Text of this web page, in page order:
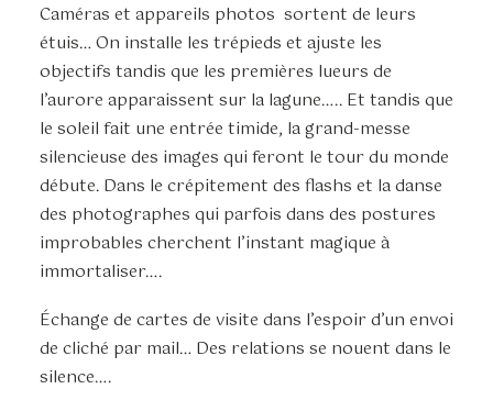
Caméras et appareils photos sortent de leurs
étuis… On installe les trépieds et ajuste les
objectifs tandis que les premières lueurs de
l’aurore apparaissent sur la lagune….. Et tandis que
le soleil fait une entrée timide, la grand-messe
silencieuse des images qui feront le tour du monde
débute. Dans le crépitement des flashs et la danse
des photographes qui parfois dans des postures
improbables cherchent l’instant magique à
immortaliser….
Échange de cartes de visite dans l’espoir d’un envoi
de cliché par mail… Des relations se nouent dans le
silence….